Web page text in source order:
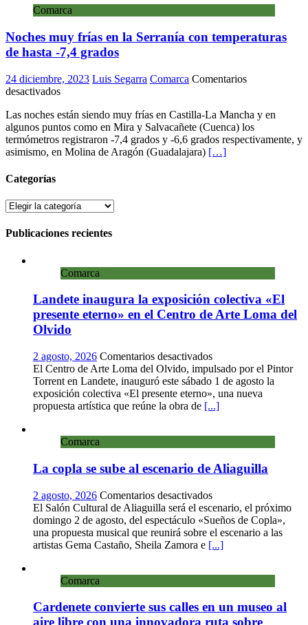
Comarca
Noches muy frías en la Serranía con temperaturas
de hasta -7,4 grados
24 diciembre, 2023 Luis Segarra Comarca Comentarios
desactivadosen
muy
frías
en
la
de
hasta
grados
Las noches están siendo muy frías en Castilla-La Mancha y en
algunos puntos como en Mira y Salvacañete (Cuenca) los
termómetros registraron -7,4 grados y -6,6 grados respectivamente, y
asimismo, en Molina de Aragón (Guadalajara) […]
Categorías
Categorías
Publicaciones recientes
Comarca
Landete inaugura la exposición colectiva «El
presente eterno» en el Centro de Arte Loma del
Olvido
2 agosto, 2026 Comentarios desactivadosen
Landete
inaugura
la
exposición
en
Centro
de
Arte
Loma
del
Olvido
El Centro de Arte Loma del Olvido, impulsado por el Pintor
Torrent en Landete, inauguró este sábado 1 de agosto la
exposición colectiva «El presente eterno», una nueva
propuesta artística que reúne la obra de [...]
Comarca
La copla se sube al escenario de Aliaguilla
2 agosto, 2026 Comentarios desactivadosen
La
copla
se
sube
El Salón Cultural de Aliaguilla será el escenario, el próximo
domingo 2 de agosto, del espectáculo «Sueños de Copla»,
una propuesta musical que reunirá sobre el escenario a las
artistas Gema Castaño, Sheila Zamora e [...]
Comarca
Cardenete convierte sus calles en un museo al
aire libre con una innovadora ruta sobre